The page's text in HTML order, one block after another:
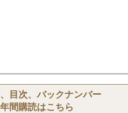
目次、バックナンバー
年間購読はこちら